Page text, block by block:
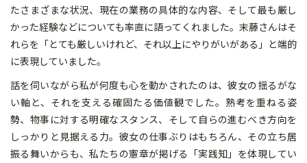
たさまざまな状況、現在の業務の具体的な内容、そして最も厳し
かった経験などについても率直に語ってくれました。末藤さんはそ
れらを「とても厳しいけれど、それ以上にやりがいがある」と端的
に表現していました。
話を伺いながら私が何度も心を動かされたのは、彼女の揺るがな
い軸と、それを支える確固たる価値観でした。熟考を重ねる姿
勢、物事に対する明確なスタンス、そして自らの進むべき方向を
しっかりと見据える力。彼女の仕事ぶりはもちろん、その立ち居
振る舞いからも、私たちの憲章が掲げる「実践知」を体現してい